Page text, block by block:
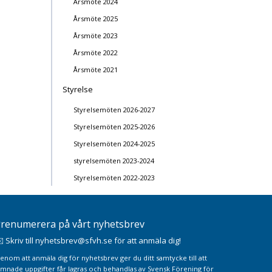
Årsmöte 2025
Årsmöte 2023
Årsmöte 2022
Årsmöte 2021
Styrelse
Styrelsemöten 2026-2027
Styrelsemöten 2025-2026
Styrelsemöten 2024-2025
styrelsemöten 2023-2024
Styrelsemöten 2022-2023
på vårt nyhetsbrev
Skriv till nyhetsbrev@sfvh.se för att anmäla dig!
att anmäla dig för nyhetsbrev ger du ditt samtycke till att
uppgifter får lagras och behandlas av Svensk Förening för